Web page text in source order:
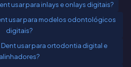
usar para inlays e onlays digitais?
usar para modelos odontológicos
digitais?
usar para ortodontia digital e
alinhadores?